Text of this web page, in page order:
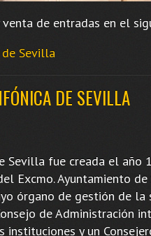
de entradas en el
de Sevilla
DE SEVILLA
Sevilla fue creada el año
Excmo. Ayuntamiento
órgano de gestión de la
de Administración
instituciones y un